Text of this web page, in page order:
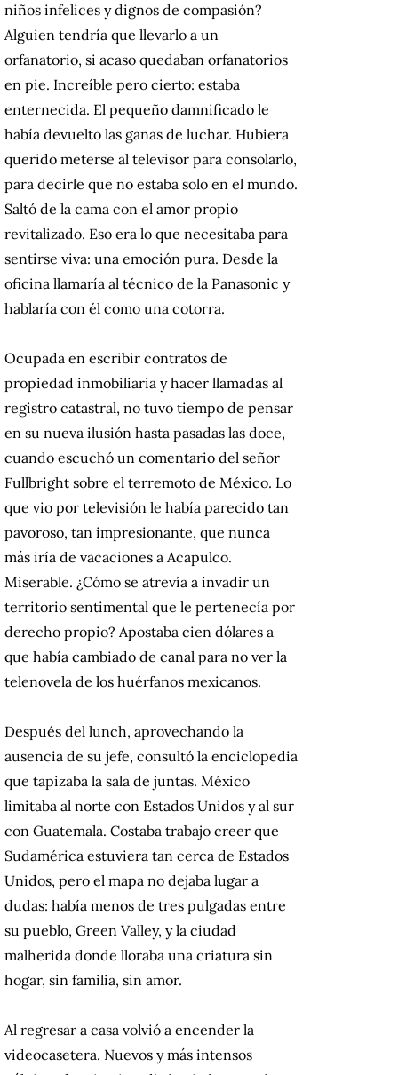
niños infelices y dignos de compasión?
Alguien tendría que llevarlo a un
orfanatorio, si acaso quedaban orfanatorios
en pie. Increíble pero cierto: estaba
enternecida. El pequeño damnificado le
había devuelto las ganas de luchar. Hubiera
querido meterse al televisor para consolarlo,
para decirle que no estaba solo en el mundo.
Saltó de la cama con el amor propio
revitalizado. Eso era lo que necesitaba para
sentirse viva: una emoción pura. Desde la
oficina llamaría al técnico de la Panasonic y
hablaría con él como una cotorra.
Ocupada en escribir contratos de
propiedad inmobiliaria y hacer llamadas al
registro catastral, no tuvo tiempo de pensar
en su nueva ilusión hasta pasadas las doce,
cuando escuchó un comentario del señor
Fullbright sobre el terremoto de México. Lo
que vio por televisión le había parecido tan
pavoroso, tan impresionante, que nunca
más iría de vacaciones a Acapulco.
Miserable. ¿Cómo se atrevía a invadir un
territorio sentimental que le pertenecía por
derecho propio? Apostaba cien dólares a
que había cambiado de canal para no ver la
telenovela de los huérfanos mexicanos.
Después del lunch, aprovechando la
ausencia de su jefe, consultó la enciclopedia
que tapizaba la sala de juntas. México
limitaba al norte con Estados Unidos y al sur
con Guatemala. Costaba trabajo creer que
Sudamérica estuviera tan cerca de Estados
Unidos, pero el mapa no dejaba lugar a
dudas: había menos de tres pulgadas entre
su pueblo, Green Valley, y la ciudad
malherida donde lloraba una criatura sin
hogar, sin familia, sin amor.
Al regresar a casa volvió a encender la
videocasetera. Nuevos y más intensos